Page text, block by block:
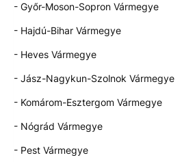
- Győr-Moson-Sopron Vármegye
- Hajdú-Bihar Vármegye
- Heves Vármegye
- Jász-Nagykun-Szolnok Vármegye
- Komárom-Esztergom Vármegye
- Nógrád Vármegye
- Pest Vármegye